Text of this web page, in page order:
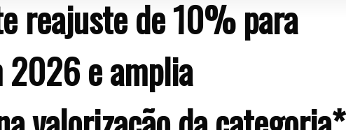
reajuste de 10% para
2026 e amplia